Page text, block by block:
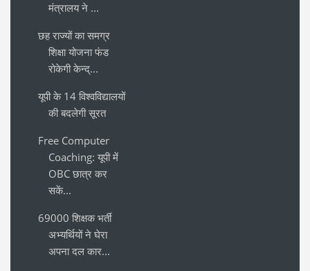
मंत्रालय ने ...
छह राज्यों का समग्र
शिक्षा योजना फंड
रोकेगी केन्द्...
यूपी के 14 विश्वविद्यालयों
की बदलेगी सूरत
Free Computer
Coaching: यूपी में
OBC छात्र कर
सकें...
69000 शिक्षक भर्ती
अभ्यर्थियों ने घेरा
अपना दल कार...